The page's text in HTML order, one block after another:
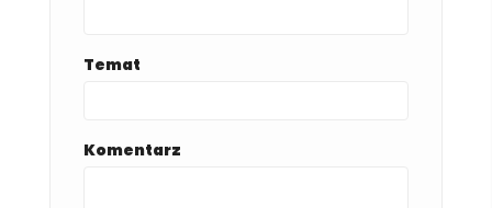
Temat
Komentarz